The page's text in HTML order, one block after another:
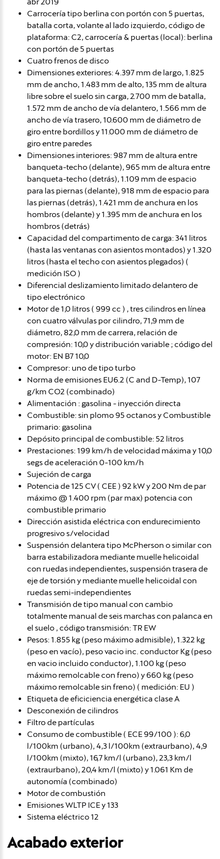
Carrocería tipo berlina con portón con 5 puertas,
batalla corta, volante al lado izquierdo, código de
plataforma: C2, carrocería & puertas (local): berlina
con portón de 5 puertas
Cuatro frenos de disco
Dimensiones exteriores: 4.397 mm de largo, 1.825
mm de ancho, 1.483 mm de alto, 135 mm de altura
libre sobre el suelo sin carga, 2.700 mm de batalla,
1.572 mm de ancho de vía delantero, 1.566 mm de
ancho de vía trasero, 10.600 mm de diámetro de
giro entre bordillos y 11.000 mm de diámetro de
giro entre paredes
Dimensiones interiores: 987 mm de altura entre
banqueta-techo (delante), 965 mm de altura entre
banqueta-techo (detrás), 1.109 mm de espacio
para las piernas (delante), 918 mm de espacio para
las piernas (detrás), 1.421 mm de anchura en los
hombros (delante) y 1.395 mm de anchura en los
hombros (detrás)
Capacidad del compartimento de carga: 341 litros
(hasta las ventanas con asientos montados) y 1.320
litros (hasta el techo con asientos plegados) (
medición ISO )
Diferencial deslizamiento limitado delantero de
tipo electrónico
Motor de 1,0 litros ( 999 cc ) , tres cilindros en línea
con cuatro válvulas por cilindro, 71,9 mm de
diámetro, 82,0 mm de carrera, relación de
compresión: 10,0 y distribución variable ; código del
motor: EN B7 10,0
Compresor: uno de tipo turbo
Norma de emisiones EU6.2 (C and D-Temp), 107
g/km CO2 (combinado)
Alimentación : gasolina - inyección directa
Combustible: sin plomo 95 octanos y Combustible
primario: gasolina
Depósito principal de combustible: 52 litros
Prestaciones: 199 km/h de velocidad máxima y 10,0
segs de aceleración 0-100 km/h
Sujeción de carga
Potencia de 125 CV ( CEE ) 92 kW y 200 Nm de par
máximo @ 1.400 rpm (par max) potencia con
combustible primario
Dirección asistida eléctrica con endurecimiento
progresivo s/velocidad
Suspensión delantera tipo McPherson o similar con
barra estabilizadora mediante muelle helicoidal
con ruedas independientes, suspensión trasera de
eje de torsión y mediante muelle helicoidal con
ruedas semi-independientes
Transmisión de tipo manual con cambio
totalmente manual de seis marchas con palanca en
el suelo , código transmisión: TR EW
Pesos: 1.855 kg (peso máximo admisible), 1.322 kg
(peso en vacío), peso vacio inc. conductor Kg (peso
en vacio incluido conductor), 1.100 kg (peso
máximo remolcable con freno) y 660 kg (peso
máximo remolcable sin freno) ( medición: EU )
Etiqueta de eficiciencia energética clase A
Desconexión de cilindros
Filtro de partículas
Consumo de combustible ( ECE 99/100 ): 6,0
l/100km (urbano), 4,3 l/100km (extraurbano), 4,9
l/100km (mixto), 16,7 km/l (urbano), 23,3 km/l
(extraurbano), 20,4 km/l (mixto) y 1.061 Km de
autonomía (combinado)
Motor de combustión
Emisiones WLTP ICE y 133
Sistema eléctrico 12
Acabado exterior